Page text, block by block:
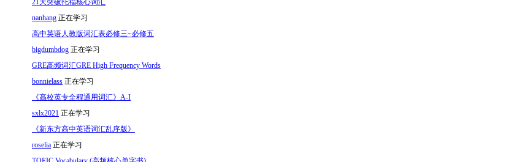
21天突破托福核心词汇
nanhang 正在学习
高中英语人教版词汇表必修三~必修五
bigdumbdog 正在学习
GRE高频词汇GRE High Frequency Words
bonnielass 正在学习
《高校英专全程通用词汇》A-I
sxlx2021 正在学习
《新东方高中英语词汇乱序版》
roselia 正在学习